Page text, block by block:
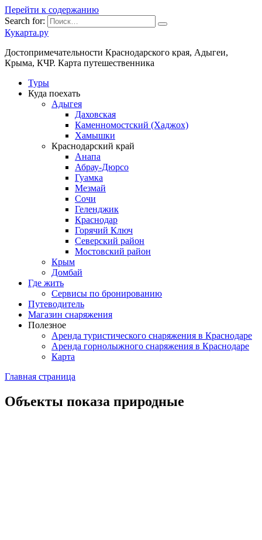
Перейти к содержанию
Search for:
Кукарта.ру
Достопримечательности Краснодарского края, Адыгеи,
Крыма, КЧР. Карта путешественника
Туры
Куда поехать
Адыгея
Даховская
Каменномостский (Хаджох)
Хамышки
Краснодарский край
Анапа
Абрау-Дюрсо
Гуамка
Мезмай
Сочи
Геленджик
Краснодар
Горячий Ключ
Северский район
Мостовский район
Крым
Домбай
Где жить
Сервисы по бронированию
Путеводитель
Магазин снаряжения
Полезное
Аренда туристического снаряжения в Краснодаре
Аренда горнолыжного снаряжения в Краснодаре
Карта
Главная страница
Объекты показа природные